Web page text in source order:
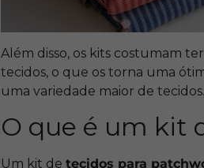
Além disso, os kits costumam
tecidos, o que os torna uma
uma variedade maior de tecidos.
O que é um kit
Um kit detecidos para